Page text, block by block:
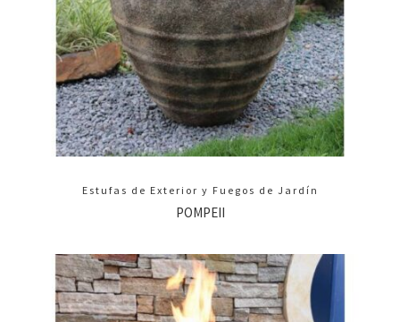
Estufas de Exterior y Fuegos de Jardín
POMPEII